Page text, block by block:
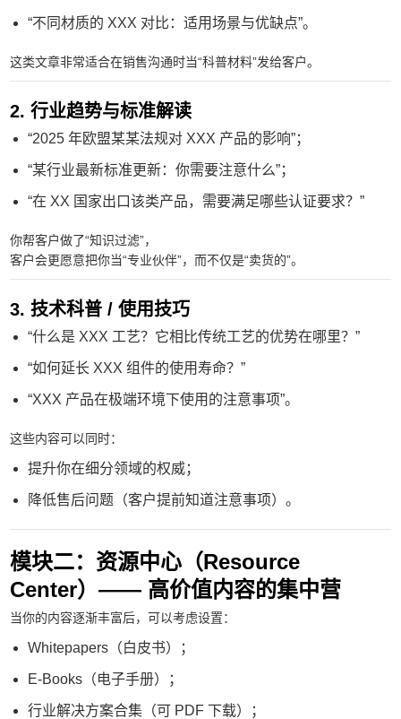
“不同材质的 XXX 对比：适用场景与优缺点”。
这类文章非常适合在销售沟通时当“科普材料”发给客户。
2. 行业趋势与标准解读
“2025 年欧盟某某法规对 XXX 产品的影响”；
“某行业最新标准更新：你需要注意什么”；
“在 XX 国家出口该类产品，需要满足哪些认证要求？”
你帮客户做了“知识过滤”，
客户会更愿意把你当“专业伙伴”，而不仅是“卖货的”。
3. 技术科普 / 使用技巧
“什么是 XXX 工艺？它相比传统工艺的优势在哪里？”
“如何延长 XXX 组件的使用寿命？”
“XXX 产品在极端环境下使用的注意事项”。
这些内容可以同时：
提升你在细分领域的权威；
降低售后问题（客户提前知道注意事项）。
模块二：资源中心（Resource
Center）—— 高价值内容的集中营
当你的内容逐渐丰富后，可以考虑设置：
Whitepapers（白皮书）；
E-Books（电子手册）；
行业解决方案合集（可 PDF 下载）；